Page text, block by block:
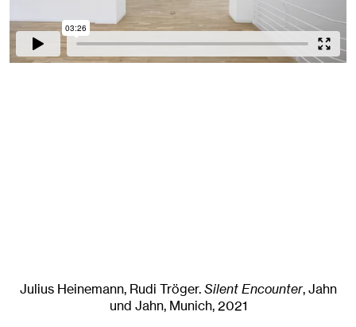
Julius Heinemann, Rudi Tröger.Silent Encounter, Jahn
und Jahn, Munich, 2021